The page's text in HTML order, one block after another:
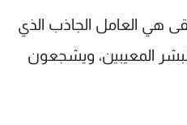
هي ​العامل الجاذب الذي
المعيبين، ويشجعون